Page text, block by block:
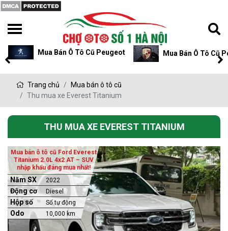
Mua Bán Ô Tô Cũ Peugeot Mua Bán Ô Tô Cũ
Trang chủ
Mua bán ô tô cũ
Thu mua xe Everest Titanium
THU MUA XE EVEREST TITANIUM
Mua bán ô tô cũ Ford Everest
Titanium 2.0L 4x2 AT – SUV
nhập khẩu đáng mua nhất!
Năm SX 2022
Động cơ Diesel
Hộp số Số tự động
Odo 10,000 km